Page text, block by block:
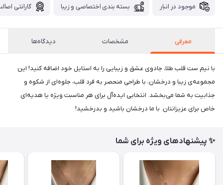
موجود در انبار بسته بندی اختصاصی و زیبا گارانتی
معرفی مشخصات دیدگاه‌ها
با نیم ست قلب طلا، جادوی عشق و زیبایی را به استایل خود اضافه کنید! این
مجموعه‌ی زیبا و درخشان، با طراحی منحصر به فرد قلب، جلوه‌ای از شکوه و
جذابیت به شما می‌بخشد. انتخابی ایده‌آل برای هر مناسبت ویژه یا هدیه‌ای
خاص برای عزیزانتان. با ما درخشان باشید و بدرخشید!
✨ پیشنهادهای ویژه برای شما